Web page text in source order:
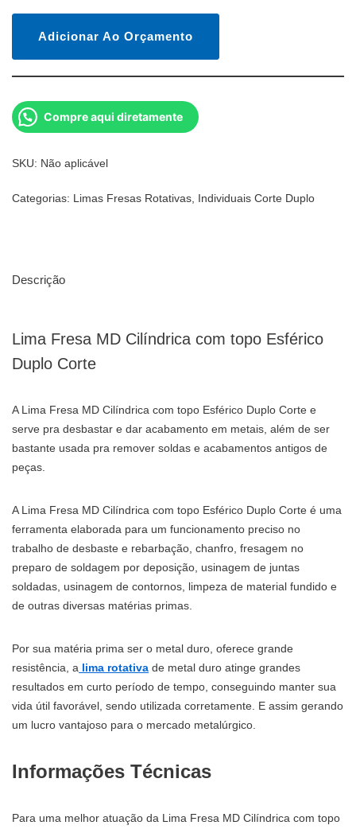
Adicionar Ao Orçamento
Compre aqui diretamente
SKU: Não aplicável
Categorias: Limas Fresas Rotativas, Individuais Corte Duplo
Descrição
Lima Fresa MD Cilíndrica com topo Esférico
Duplo Corte
A Lima Fresa MD Cilíndrica com topo Esférico Duplo Corte e
serve pra desbastar e dar acabamento em metais, além de ser
bastante usada pra remover soldas e acabamentos antigos de
peças.
A Lima Fresa MD Cilíndrica com topo Esférico Duplo Corte é uma
ferramenta elaborada para um funcionamento preciso no
trabalho de desbaste e rebarbação, chanfro, fresagem no
preparo de soldagem por deposição, usinagem de juntas
soldadas, usinagem de contornos, limpeza de material fundido e
de outras diversas matérias primas.
Por sua matéria prima ser o metal duro, oferece grande
resistência, a lima rotativa de metal duro atinge grandes
resultados em curto período de tempo, conseguindo manter sua
vida útil favorável, sendo utilizada corretamente. E assim gerando
um lucro vantajoso para o mercado metalúrgico.
Informações Técnicas
Para uma melhor atuação da Lima Fresa MD Cilíndrica com topo